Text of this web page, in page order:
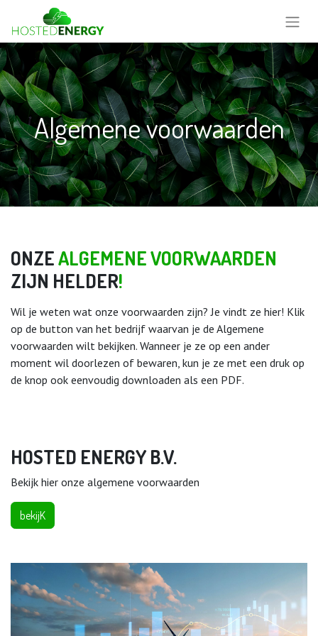
Algemene voorwaarden
ONZEALGEMENE VOORWAARDEN
ZIJN HELDER!​
Wil je weten wat onze voorwaarden zijn? Je vindt ze hier! Klik
op de button van het bedrijf waarvan je de Algemene
voorwaarden wilt bekijken. Wanneer je ze op een ander
moment wil doorlezen of bewaren, kun je ze met een druk op
de knop ook eenvoudig downloaden als een PDF.
HOSTED ENERGY B.V.
Bekijk hier onze algemene voorwaarden
bekijK